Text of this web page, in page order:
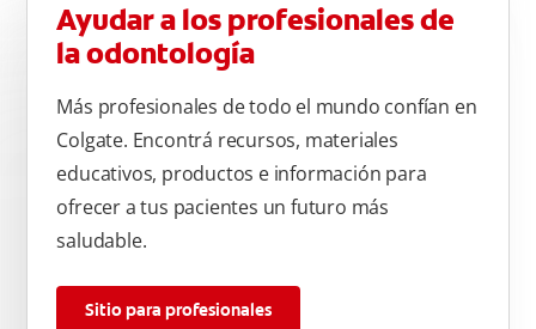
Ayudar a los profesionales de
la odontología
Más profesionales de todo el mundo confían en
Colgate. Encontrá recursos, materiales
educativos, productos e información para
ofrecer a tus pacientes un futuro más
saludable.
Sitio para profesionales